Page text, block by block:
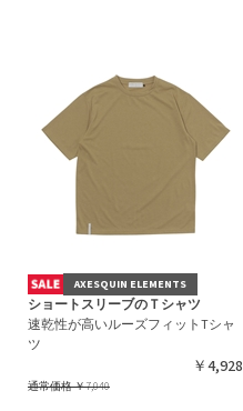
AXESQUIN ELEMENTS
ショートスリーブのＴシャツ
速乾性が高いルーズフィットTシャ
ツ
￥4,928
通常価格￥7,040